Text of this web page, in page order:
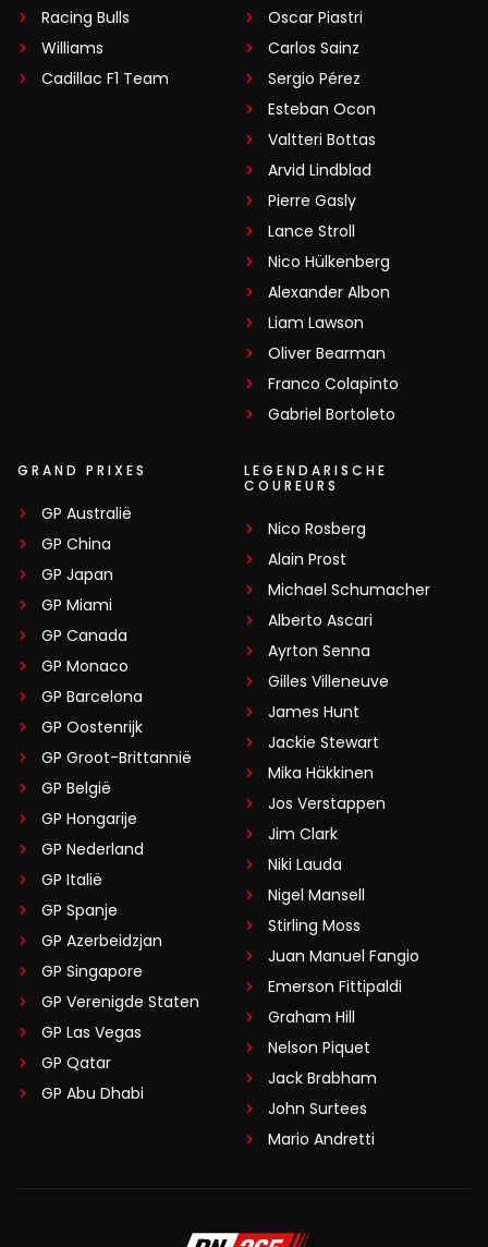
Racing Bulls
Williams
Cadillac F1 Team
Oscar Piastri
Carlos Sainz
Sergio Pérez
Esteban Ocon
Valtteri Bottas
Arvid Lindblad
Pierre Gasly
Lance Stroll
Nico Hülkenberg
Alexander Albon
Liam Lawson
Oliver Bearman
Franco Colapinto
Gabriel Bortoleto
GRAND PRIXES
GP Australië
GP China
GP Japan
GP Miami
GP Canada
GP Monaco
GP Barcelona
GP Oostenrijk
GP Groot-Brittannië
GP België
GP Hongarije
GP Nederland
GP Italië
GP Spanje
GP Azerbeidzjan
GP Singapore
GP Verenigde Staten
GP Las Vegas
GP Qatar
GP Abu Dhabi
LEGENDARISCHE
COUREURS
Nico Rosberg
Alain Prost
Michael Schumacher
Alberto Ascari
Ayrton Senna
Gilles Villeneuve
James Hunt
Jackie Stewart
Mika Häkkinen
Jos Verstappen
Jim Clark
Niki Lauda
Nigel Mansell
Stirling Moss
Juan Manuel Fangio
Emerson Fittipaldi
Graham Hill
Nelson Piquet
Jack Brabham
John Surtees
Mario Andretti